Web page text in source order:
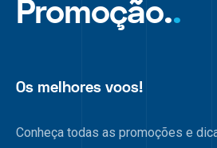
Promoção..
Os melhores voos!
Conheça todas as promoções e